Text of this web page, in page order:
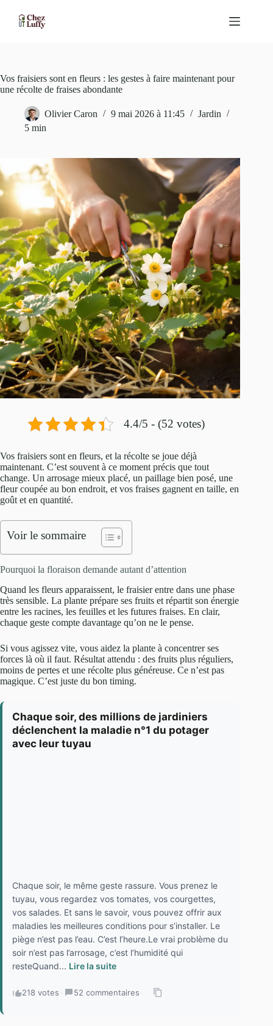
contenu
Vos fraisiers sont en fleurs : les gestes à faire maintenant pour
une récolte de fraises abondante
Olivier Caron 9 mai 2026 à 11:45
Jardin
5 min
4.4/5 - (52 votes)
Vos fraisiers sont en fleurs, et la récolte se joue déjà
maintenant. C’est souvent à ce moment précis que tout
change. Un arrosage mieux placé, un paillage bien posé, une
fleur coupée au bon endroit, et vos fraises gagnent en taille, en
goût et en quantité.
Voir le sommaire
Pourquoi la floraison demande autant d’attention
Quand les fleurs apparaissent, le fraisier entre dans une phase
très sensible. La plante prépare ses fruits et répartit son énergie
entre les racines, les feuilles et les futures fraises. En clair,
chaque geste compte davantage qu’on ne le pense.
Si vous agissez vite, vous aidez la plante à concentrer ses
forces là où il faut. Résultat attendu : des fruits plus réguliers,
moins de pertes et une récolte plus généreuse. Ce n’est pas
magique. C’est juste du bon timing.
Chaque soir, des millions de jardiniers
déclenchent la maladie n°1 du potager
avec leur tuyau
Chaque soir, le même geste rassure. Vous prenez le
tuyau, vous regardez vos tomates, vos courgettes,
vos salades. Et sans le savoir, vous pouvez offrir aux
maladies les meilleures conditions pour s’installer. Le
piège n’est pas l’eau. C’est l’heure.Le vrai problème du
soir n’est pas l’arrosage, c’est l’humidité qui
resteQuand... Lire la suite
218 votes · 52 commentaires ·